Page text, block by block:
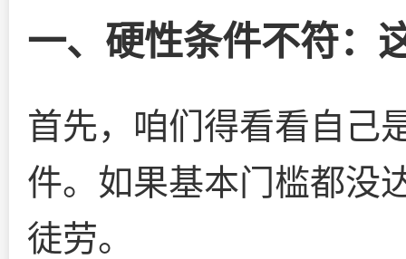
一、硬性条件不符：
首先，咱们得看看自己
件。如果基本门槛都没
徒劳。